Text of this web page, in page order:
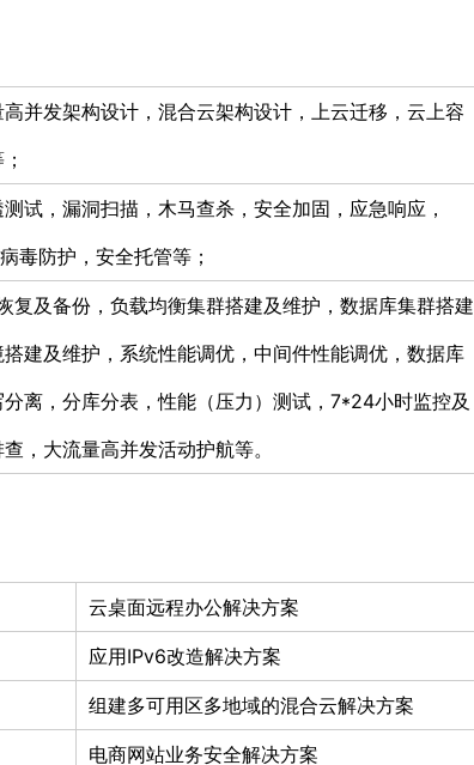
并发架构设计，混合云架构设计，上云迁移，云上容
试，漏洞扫描，木马查杀，安全加固，应急响应，
毒防护，安全托管等；
复及备份，负载均衡集群搭建及维护，数据库集群搭建
建及维护，系统性能调优，中间件性能调优，数据库
离，分库分表，性能（压力）测试，7*24小时监控及
，大流量高并发活动护航等。
云桌面远程办公解决方案
应用IPv6改造解决方案
组建多可用区多地域的混合云解决方案
电商网站业务安全解决方案